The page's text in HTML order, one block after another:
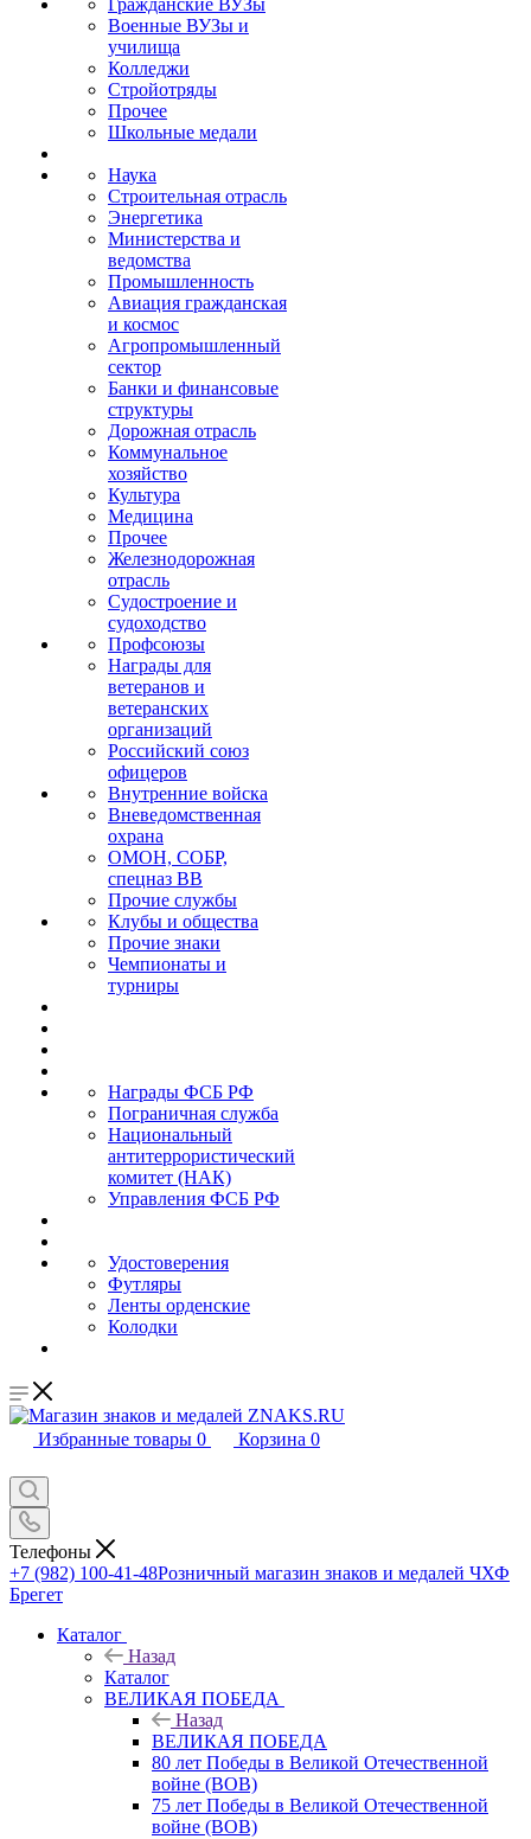
Гражданские ВУЗы
Военные ВУЗы и
училища
Колледжи
Стройотряды
Прочее
Школьные медали
Наука
Строительная отрасль
Энергетика
Министерства и
ведомства
Промышленность
Авиация гражданская
и космос
Агропромышленный
сектор
Банки и финансовые
структуры
Дорожная отрасль
Коммунальное
хозяйство
Культура
Медицина
Прочее
Железнодорожная
отрасль
Судостроение и
судоходство
Профсоюзы
Награды для
ветеранов и
ветеранских
организаций
Российский союз
офицеров
Внутренние войска
Вневедомственная
охрана
ОМОН, СОБР,
спецназ ВВ
Прочие службы
Клубы и общества
Прочие знаки
Чемпионаты и
турниры
Награды ФСБ РФ
Пограничная служба
Национальный
антитеррористический
комитет (НАК)
Управления ФСБ РФ
Удостоверения
Футляры
Ленты орденские
Колодки
Избранные товары 0 Корзина 0
Телефоны
+7 (982) 100-41-48Розничный магазин знаков и медалей ЧХФ
Брегет
Каталог
Назад
Каталог
ВЕЛИКАЯ ПОБЕДА
Назад
ВЕЛИКАЯ ПОБЕДА
80 лет Победы в Великой Отечественной
войне (ВОВ)
75 лет Победы в Великой Отечественной
войне (ВОВ)